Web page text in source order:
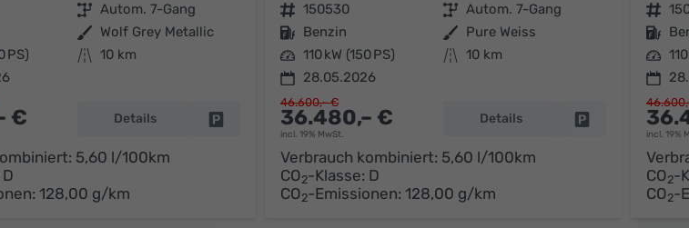
Getriebe Autom. 7-Gang
Außenfarbe Wolf Grey Metallic
PS) Kilometerstand 10 km
€ Details Fahrzeug parken
5,60 l/100km
D
128,00 g/km
Fahrzeugnr. 150530 Getriebe Autom. 7-Gang
Kraftstoff Benzin Außenfarbe Pure Weiss
Leistung 110 kW (150 PS) Kilometerstand 10 km
28.05.2026
36.480,– €
incl. 19% MwSt.
46.600,– €
Details Fahrzeug parken
Verbrauch kombiniert: 5,60 l/100km
CO2-Klasse: D
CO2-Emissionen: 128,00 g/km
Fahrzeugnr.
Kraftstoff
Leistung
incl. 19%
CO2-
CO2-